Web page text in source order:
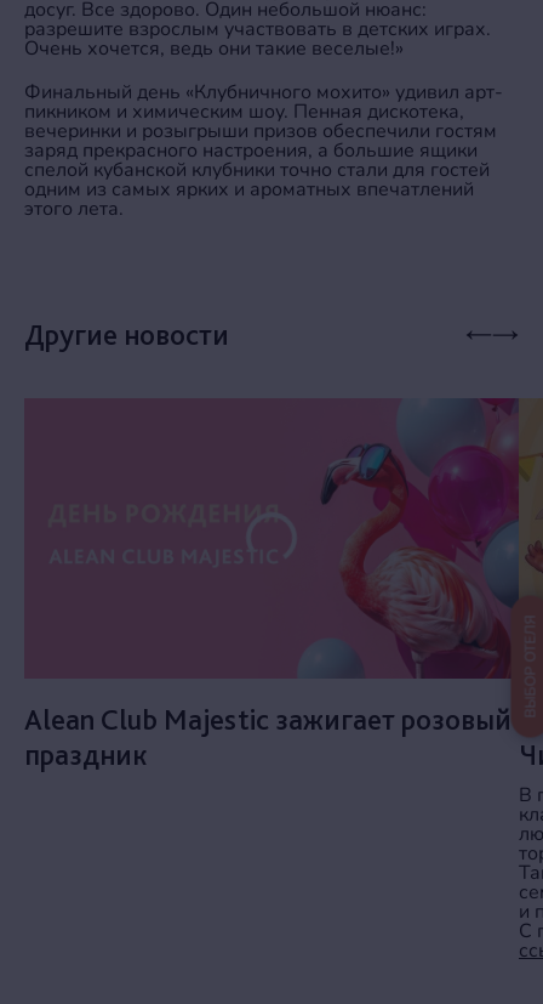
досуг. Все здорово. Один небольшой нюанс:
разрешите взрослым участвовать в детских играх.
Очень хочется, ведь они такие веселые!»
Финальный день «Клубничного мохито» удивил арт-
пикником и химическим шоу. Пенная дискотека,
вечеринки и розыгрыши призов обеспечили гостям
заряд прекрасного настроения, а большие ящики
спелой кубанской клубники точно стали для гостей
одним из самых ярких и ароматных впечатлений
этого лета.
Другие новости
Alean Club Majestic зажигает розовый
праздник
В
и
С
ВЫБОР ОТЕЛЯ